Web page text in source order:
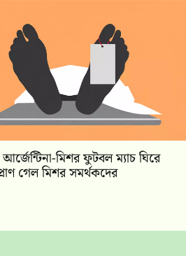
আর্জেন্টিনা-মিশর ফুটবল ম্যাচ ঘিরে
গেল মিশর সমর্থকদের